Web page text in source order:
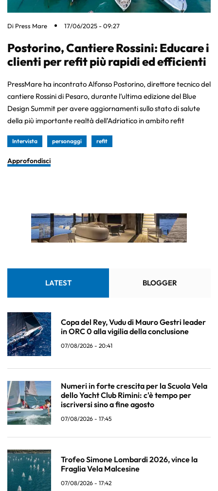
Di Press Mare 17/06/2025 - 09:27
Postorino, Cantiere Rossini: Educare i
clienti per refit più rapidi ed efficienti
PressMare ha incontrato Alfonso Postorino, direttore tecnico del
cantiere Rossini di Pesaro, durante l’ultima edizione del Blue
Design Summit per avere aggiornamenti sullo stato di salute
della più importante realtà dell’Adriatico in ambito refit
Intervista personaggi refit
Approfondisci
LATEST BLOGGER
Copa del Rey, Vudu di Mauro Gestri leader
in ORC 0 alla vigilia della conclusione
07/08/2026 - 20:41
Numeri in forte crescita per la Scuola Vela
dello Yacht Club Rimini: c'è tempo per
iscriversi sino a fine agosto
07/08/2026 - 17:45
Trofeo Simone Lombardi 2026, vince la
Fraglia Vela Malcesine
07/08/2026 - 17:42